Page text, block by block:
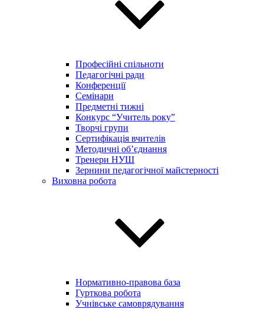
Професійні спільноти
Педагогічні ради
Конференції
Семінари
Предметні тижні
Конкурс “Учитель року”
Творчі групи
Сертифікація вчителів
Методичні об’єднання
Тренери НУШ
Зернини педагогічної майстерності
Виховна робота
Нормативно-правова база
Гурткова робота
Учнівське самоврядування